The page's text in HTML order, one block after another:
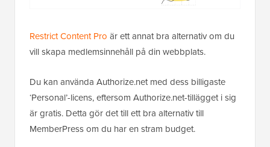
Restrict Content Pro är ett annat bra alternativ om du
vill skapa medlemsinnehåll på din webbplats.
Du kan använda Authorize.net med dess billigaste
‘Personal’-licens, eftersom Authorize.net-tillägget i sig
är gratis. Detta gör det till ett bra alternativ till
MemberPress om du har en stram budget.